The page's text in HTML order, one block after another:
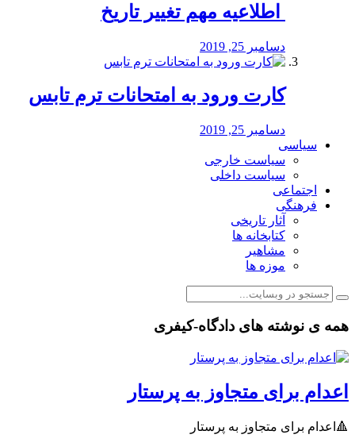
️ اطلاعیه مهم تغییر تاریخ
دسامبر 25, 2019
کارت ورود به امتحانات ترم تابس
دسامبر 25, 2019
سیاسی
سیاست خارجی
سیاست داخلی
اجتماعی
فرهنگی
آثار تاریخی
کتابخانه ها
مشاهیر
موزه ها
همه ی نوشته های دادگاه-کیفری
اعدام برای متجاوز به پرستار
🔺اعدام برای متجاوز به پرستار